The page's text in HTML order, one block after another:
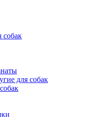
собак
для собак